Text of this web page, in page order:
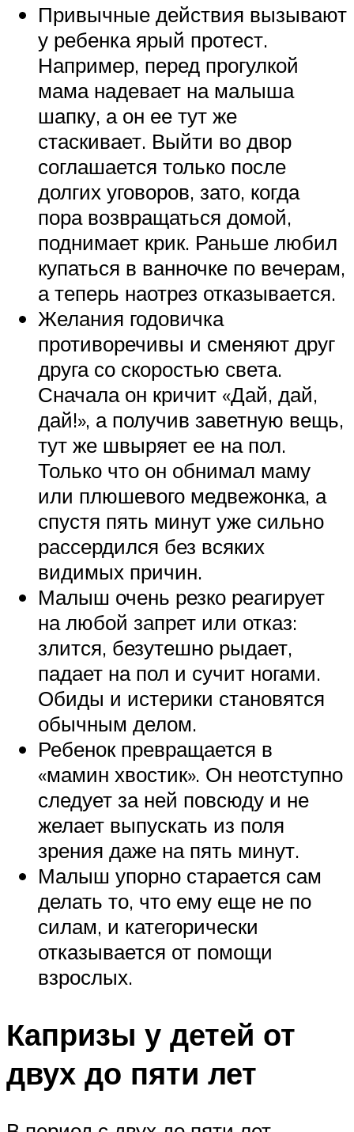
Привычные действия вызывают
у ребенка ярый протест.
Например, перед прогулкой
мама надевает на малыша
шапку, а он ее тут же
стаскивает. Выйти во двор
соглашается только после
долгих уговоров, зато, когда
пора возвращаться домой,
поднимает крик. Раньше любил
купаться в ванночке по вечерам,
а теперь наотрез отказывается.
Желания годовичка
противоречивы и сменяют друг
друга со скоростью света.
Сначала он кричит «Дай, дай,
дай!», а получив заветную вещь,
тут же швыряет ее на пол.
Только что он обнимал маму
или плюшевого медвежонка, а
спустя пять минут уже сильно
рассердился без всяких
видимых причин.
Малыш очень резко реагирует
на любой запрет или отказ:
злится, безутешно рыдает,
падает на пол и сучит ногами.
Обиды и истерики становятся
обычным делом.
Ребенок превращается в
«мамин хвостик». Он неотступно
следует за ней повсюду и не
желает выпускать из поля
зрения даже на пять минут.
Малыш упорно старается сам
делать то, что ему еще не по
силам, и категорически
отказывается от помощи
взрослых.
Капризы у детей от
двух до пяти лет